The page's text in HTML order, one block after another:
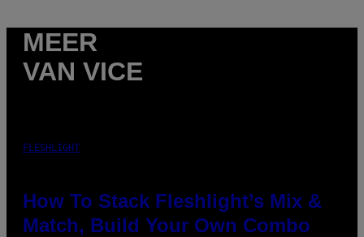
MEER
VAN VICE
FLESHLIGHT
How To Stack Fleshlight’s Mix &
Match, Build Your Own Combo